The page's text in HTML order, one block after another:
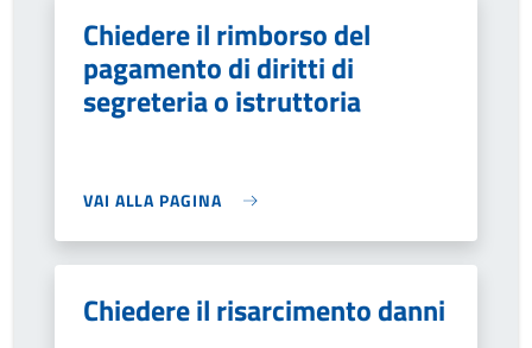
Chiedere il rimborso del
pagamento di diritti di
segreteria o istruttoria
VAI ALLA PAGINA
Chiedere il risarcimento danni